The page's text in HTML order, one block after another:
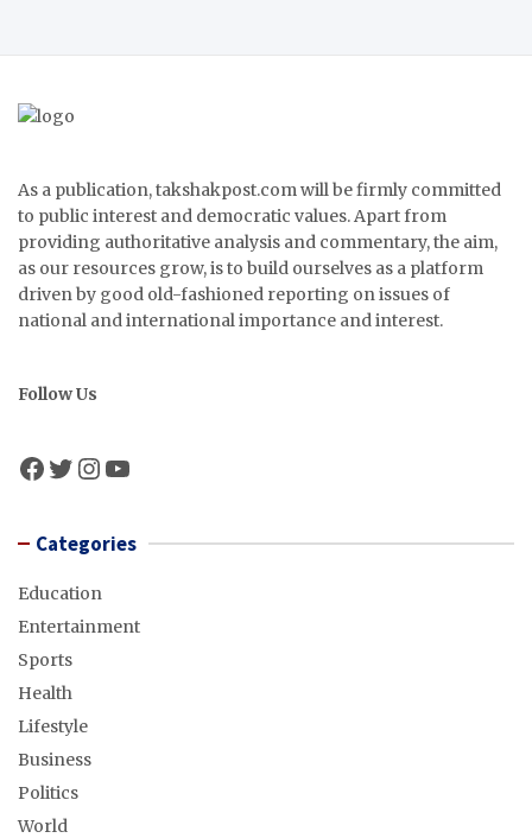
As a publication, takshakpost.com will be firmly committed
to public interest and democratic values. Apart from
providing authoritative analysis and commentary, the aim,
as our resources grow, is to build ourselves as a platform
driven by good old-fashioned reporting on issues of
national and international importance and interest.
Follow Us
Facebook
Twitter
Instagram
YouTube
Categories
Education
Entertainment
Sports
Health
Lifestyle
Business
Politics
World